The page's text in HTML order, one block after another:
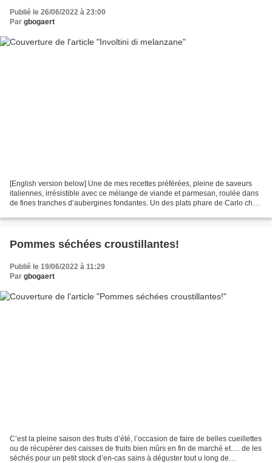
Publié le 26/06/2022 à 23:00
Par gbogaert
[English version below] Une de mes recettes préférées, pleine de saveurs
italiennes, irrésistible avec ce mélange de viande et parmesan, roulée dans
de fines tranches d’aubergines fondantes. Un des plats phare de Carlo chez
Pommes séchées croustillantes!
Publié le 19/06/2022 à 11:29
Par gbogaert
C’est la pleine saison des fruits d’été, l’occasion de faire de belles cueillettes
ou de récupérer des caisses de fruits bien mûrs en fin de marché et…. de les
séchés pour un petit stock d’en-cas sains à déguster tout u long de